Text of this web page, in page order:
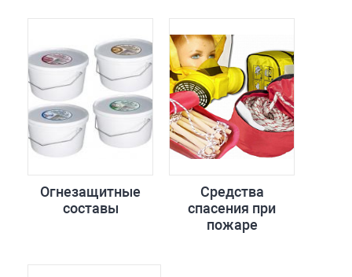
Огнезащитные
составы
Средства
спасения при
пожаре